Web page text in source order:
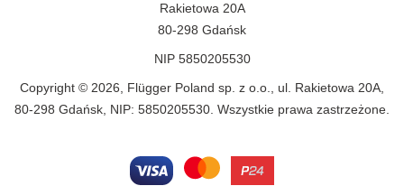
Rakietowa 20A
80-298 Gdańsk
NIP 5850205530
Copyright © 2026, Flügger Poland sp. z o.o., ul. Rakietowa 20A,
80-298 Gdańsk, NIP: 5850205530. Wszystkie prawa zastrzeżone.